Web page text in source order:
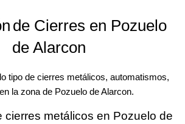
de Cierres en Pozuelo
de Alarcon
tipo de cierres metálicos, automatismos,
la zona de Pozuelo de Alarcon.
cierres metálicos en Pozuelo de